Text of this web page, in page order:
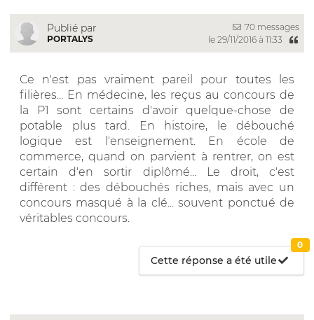
Publié par
PORTALYS
70 messages
le 29/11/2016 à 11:33
Ce n'est pas vraiment pareil pour toutes les
filières... En médecine, les reçus au concours de
la P1 sont certains d'avoir quelque-chose de
potable plus tard. En histoire, le débouché
logique est l'enseignement. En école de
commerce, quand on parvient à rentrer, on est
certain d'en sortir diplômé... Le droit, c'est
différent : des débouchés riches, mais avec un
concours masqué à la clé... souvent ponctué de
véritables concours.
Cette réponse a été utile
0